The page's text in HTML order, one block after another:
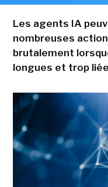
Les agents IA
nombreuses
brutalement
longues et trop